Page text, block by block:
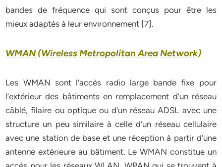
bandes de fréquence qui sont conçus pour être les
mieux adaptés à leur environnement [7].
WMAN (Wireless Metropolitan Area Network)
Les WMAN sont l’accès radio large bande fixe pour
l’extérieur des bâtiments en remplacement d’un réseau
câblé, filaire ou optique ou d’un réseau ADSL avec une
structure un peu similaire à celle d’un réseau cellulaire
avec une station de base et une réception à partir d’une
antenne extérieure au bâtiment. Le WMAN constitue un